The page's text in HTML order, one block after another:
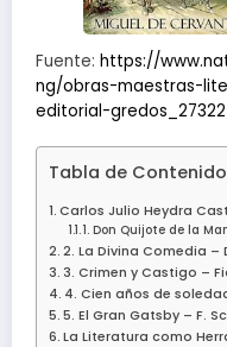
Fuente: https://
ng/obras-maestras-
editorial-gredos_27322
Tabla de
Carlos Julio Heydra
1. Don Quijote de la
2. La Divina Comedia –
3. Crimen y Castigo –
4. Cien años de
5. El Gran Gatsby – F.
La Literatura como